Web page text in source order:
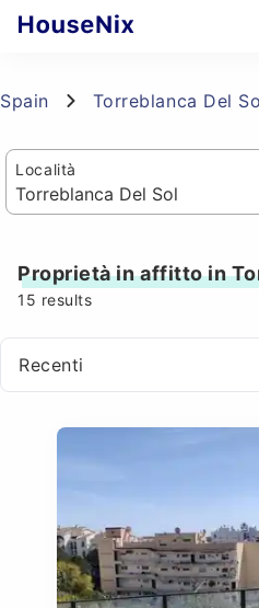
Spain Torreblanca Del
Località
Proprietà in affitto in
15 results
Recenti